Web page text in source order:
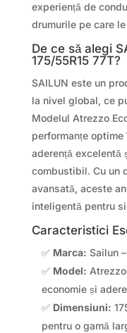
experiență de
drumurile pe care
De ce să alegi
175/55R15 77T?
SAILUN este un
la nivel global, ce
Modelul Atrezzo
performanțe
aderență excelentă
combustibil. Cu un
avansată, aceste
inteligentă pentru
Caracteristici
✅ Marca: Sailun
✅ Model:
economie și
✅ Dimensiuni:
pentru o gamă